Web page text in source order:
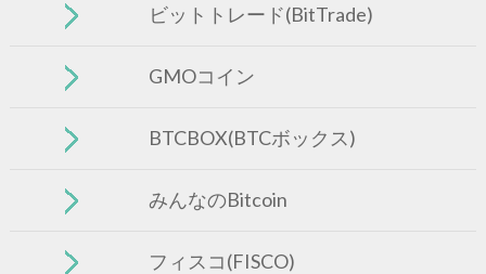
ビットトレード(BitTrade)
GMOコイン
BTCBOX(BTCボックス)
みんなのBitcoin
フィスコ(FISCO)